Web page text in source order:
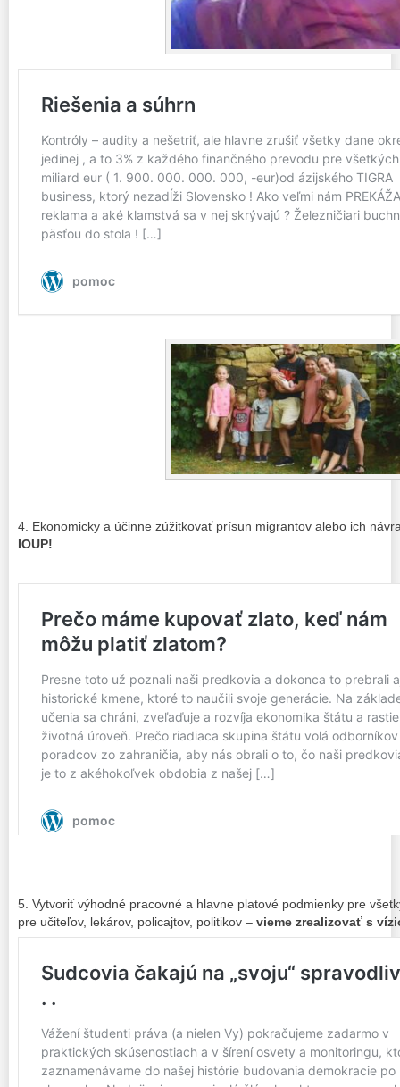
4. Ekonomicky a účinne zúžitkovať prísun migrantov alebo ich
IOUP!
5. Vytvoriť výhodné pracovné a hlavne platové podmienky pre
pre učiteľov, lekárov, policajtov, politikov – vieme zrealizovať s